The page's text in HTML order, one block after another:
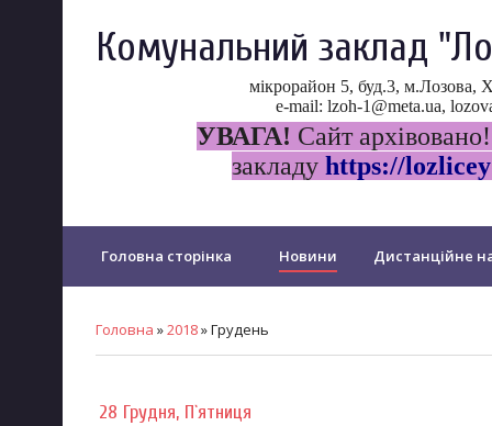
Комунальний заклад
мікрорайон 5, буд.3, м.Лозова,
e-mail: lzoh-1@meta.ua,
УВАГА! Сайт
закладу https://
Головна сторінка Новини Дистанційне
Головна »2018»Грудень
28 Грудня, П`ятниця